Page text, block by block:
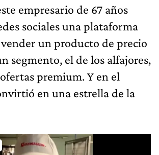
empresario de 67 años
sociales una plataforma
un producto de precio
segmento, el de los alfajores,
premium. Y en el
en una estrella de la